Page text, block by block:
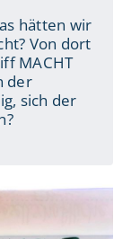
hätten wir
Von dort
MACHT
der
sich der